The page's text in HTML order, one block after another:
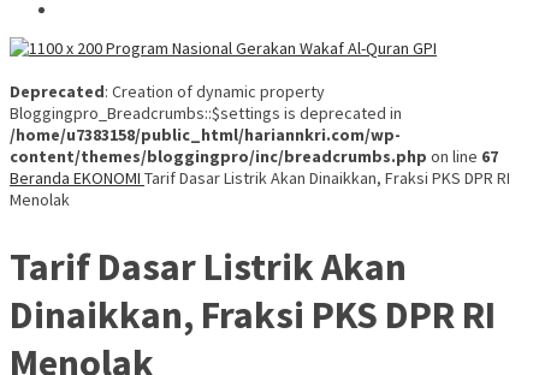
Deprecated: Creation of dynamic property
Bloggingpro_Breadcrumbs::$settings is deprecated in
/home/u7383158/public_html/hariannkri.com/wp-
content/themes/bloggingpro/inc/breadcrumbs.php on line 67
Beranda EKONOMI Tarif Dasar Listrik Akan Dinaikkan, Fraksi PKS DPR RI
Menolak
Tarif Dasar Listrik Akan
Dinaikkan, Fraksi PKS DPR RI
Menolak